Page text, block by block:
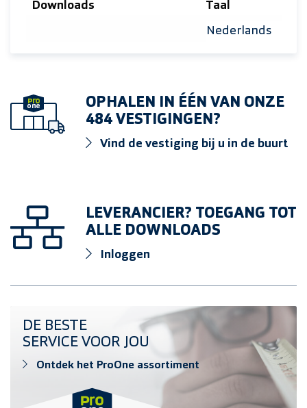
Downloads
Taal
Selecteer taal
OPHALEN IN ÉÉN VAN ONZE
484 VESTIGINGEN?
Vind de vestiging bij u in de buurt
LEVERANCIER? TOEGANG TOT
ALLE DOWNLOADS
Inloggen
Ontdek het ProOne assortiment
DE BESTE
SERVICE VOOR JOU
Ontdek het ProOne assortiment